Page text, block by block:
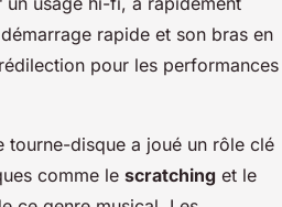
rapide et son bras en
pour les performances
tourne-disque a joué un rôle clé
comme le scratching et le